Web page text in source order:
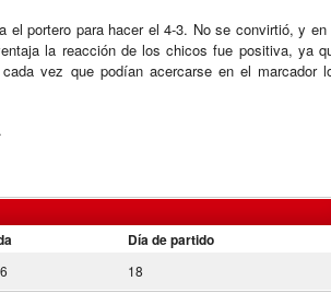
el portero para hacer el 4-3. No se convirtió, y en
la reacción de los chicos fue positiva, ya
vez que podían acercarse en el marcador
Día de partido
18